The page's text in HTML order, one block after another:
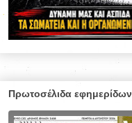
Πρωτοσέλιδα εφημερίδων